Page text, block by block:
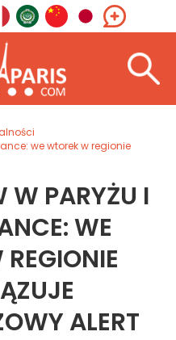
we wtorek w regionie
W PARYŻU I
WE
ALERT